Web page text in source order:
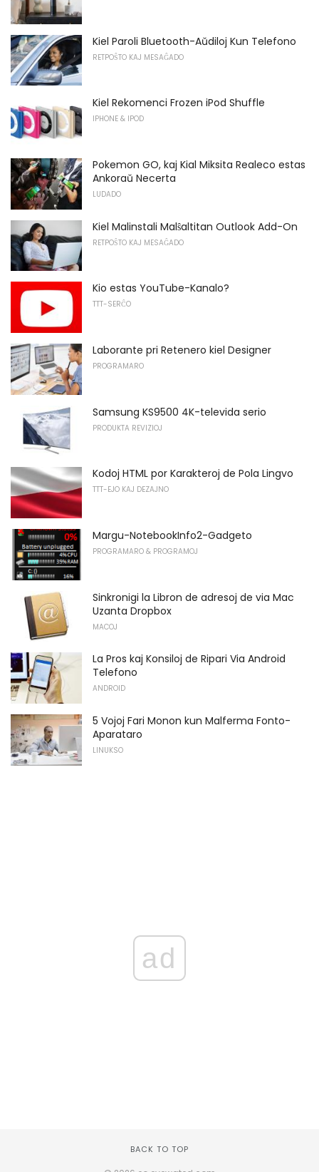
Kiel Paroli Bluetooth-Aŭdiloj Kun Telefono
RETPOŜTO KAJ MESAĜADO
Kiel Rekomenci Frozen iPod Shuffle
IPHONE & IPOD
Pokemon GO, kaj Kial Miksita Realeco estas
Ankoraŭ Necerta
LUDADO
Kiel Malinstali Malŝaltitan Outlook Add-On
RETPOŜTO KAJ MESAĜADO
Kio estas YouTube-Kanalo?
TTT-SERĈO
Laborante pri Retenero kiel Designer
PROGRAMARO
Samsung KS9500 4K-televida serio
PRODUKTA REVIZIOJ
Kodoj HTML por Karakteroj de Pola Lingvo
TTT-EJO KAJ DEZAJNO
Margu-NotebookInfo2-Gadgeto
PROGRAMARO & PROGRAMOJ
Sinkronigi la Libron de adresoj de via Mac
Uzanta Dropbox
MACOJ
La Pros kaj Konsiloj de Ripari Via Android
Telefono
ANDROID
5 Vojoj Fari Monon kun Malferma Fonto-
Aparataro
LINUKSO
ad
BACK TO TOP